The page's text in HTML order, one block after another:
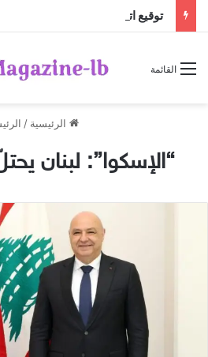
القائمة
الرئيسية /
“الإسكوا”: لبنان